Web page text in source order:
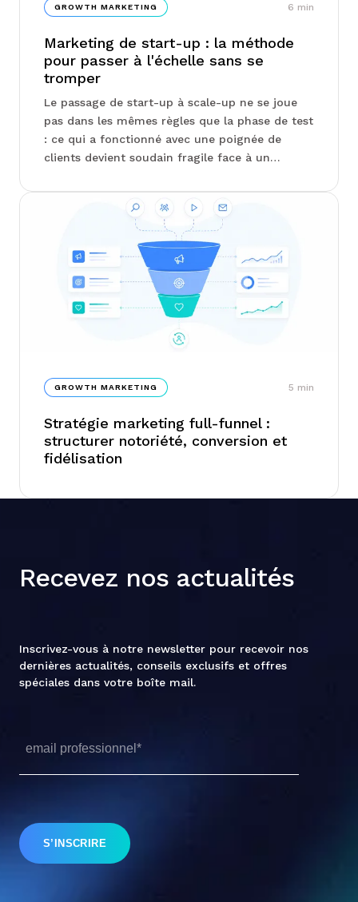
GROWTH MARKETING 6 min
Marketing de start-up : la méthode
pour passer à l'échelle sans se
tromper
Le passage de start-up à scale-up ne se joue
pas dans les mêmes règles que la phase de test
: ce qui a fonctionné avec une poignée de
clients devient soudain fragile face à un
structuration d'équipe, arbitrage entre
acquisition et fidélisation : les leviers à
actionner ne sont pas ceux qu'on croit, et
l'équipe Junto détaille les pièges les plus
fréquents à ce stade...
GROWTH MARKETING 5 min
Stratégie marketing full-funnel :
structurer notoriété, conversion et
fidélisation
Recevez nos actualités
Inscrivez-vous à notre newsletter pour recevoir nos
dernières actualités, conseils exclusifs et offres
spéciales dans votre boîte mail.